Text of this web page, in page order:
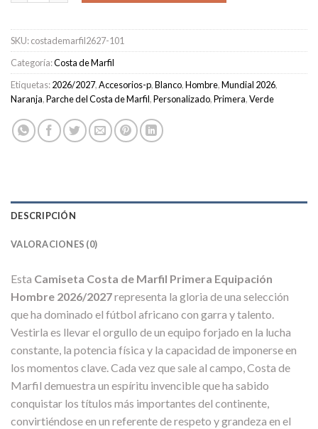
SKU:costademarfil2627-101
Categoría:Costa de Marfil
Etiquetas:2026/2027,Accesorios-p,Blanco,Hombre,Mundial 2026,
Naranja,Parche del Costa de Marfil,Personalizado,Primera,Verde
DESCRIPCIÓN
VALORACIONES (0)
Esta Camiseta Costa de Marfil Primera Equipación
Hombre 2026/2027representa la gloria de una selección
que ha dominado el fútbol africano con garra y talento.
Vestirla es llevar el orgullo de un equipo forjado en la lucha
constante, la potencia física y la capacidad de imponerse en
los momentos clave. Cada vez que sale al campo, Costa de
Marfil demuestra un espíritu invencible que ha sabido
conquistar los títulos más importantes del continente,
convirtiéndose en un referente de respeto y grandeza en el